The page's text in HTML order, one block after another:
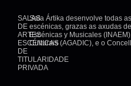
SALAS
DE
ARTES
ESCÉNICAS
DE
TITULARIDADE
PRIVADA
Sala Ártika desenvolve todas
escénicas, grazas as axudas
Escénicas y Musicales
Culturais (AGADIC), e o